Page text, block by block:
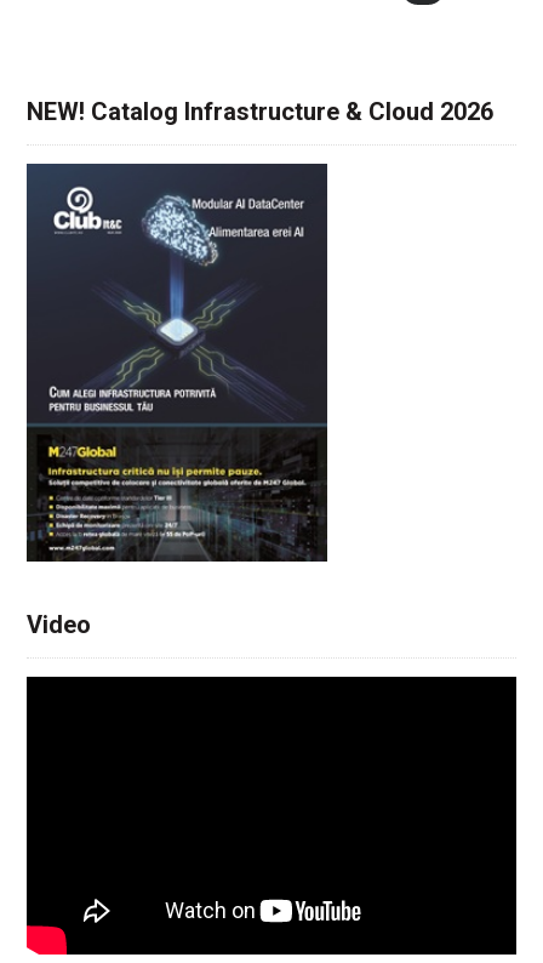
NEW! Catalog Infrastructure & Cloud 2026
Video